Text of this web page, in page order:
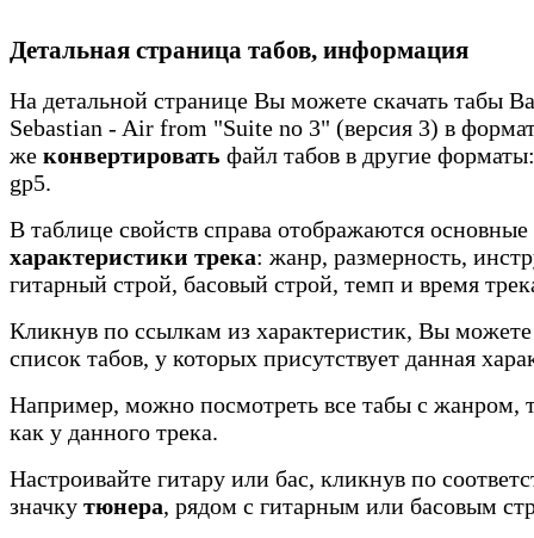
Детальная страница табов, информация
На детальной странице Вы можете скачать табы
Sebastian - Air from "Suite no 3" (версия 3) в
же конвертировать файл табов в другие
gp5.
В таблице свойств справа отображаются основные
характеристики трека: жанр, размерность,
гитарный строй, басовый строй, темп и время
Кликнув по ссылкам из характеристик, Вы
список табов, у которых присутствует данная
Например, можно посмотреть все табы с жанром,
как у данного трека.
Настроивайте гитару или бас, кликнув по
значку тюнера, рядом с гитарным или басовым